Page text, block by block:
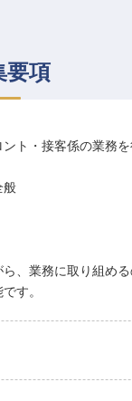
要項
ト・接客係の業務を
般
、業務に取り組め
す。